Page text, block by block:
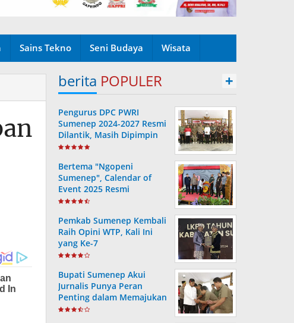
Sains Tekno Seni Budaya Wisata
berita POPULER +
Pengurus DPC PWRI
Sumenep 2024-2027 Resmi
Dilantik, Masih Dipimpin
Rusydiyono
Bertema "Ngopeni
Sumenep", Calendar of
Event 2025 Resmi
Diluncurkan
Pemkab Sumenep Kembali
Raih Opini WTP, Kali Ini
yang Ke-7
Bupati Sumenep Akui
Jurnalis Punya Peran
Penting dalam Memajukan
Daerah